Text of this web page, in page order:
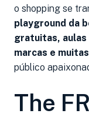
o shopping se
playground da
gratuitas, aulas
marcas e
público
The